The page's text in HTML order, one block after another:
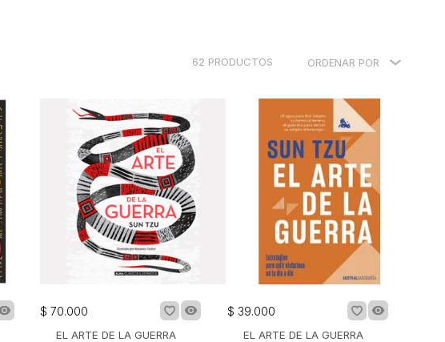
62 PRODUCTOS ORDENAR POR
$ 70.000
EL ARTE DE LA GUERRA
$ 39.000
EL ARTE DE LA GUERRA